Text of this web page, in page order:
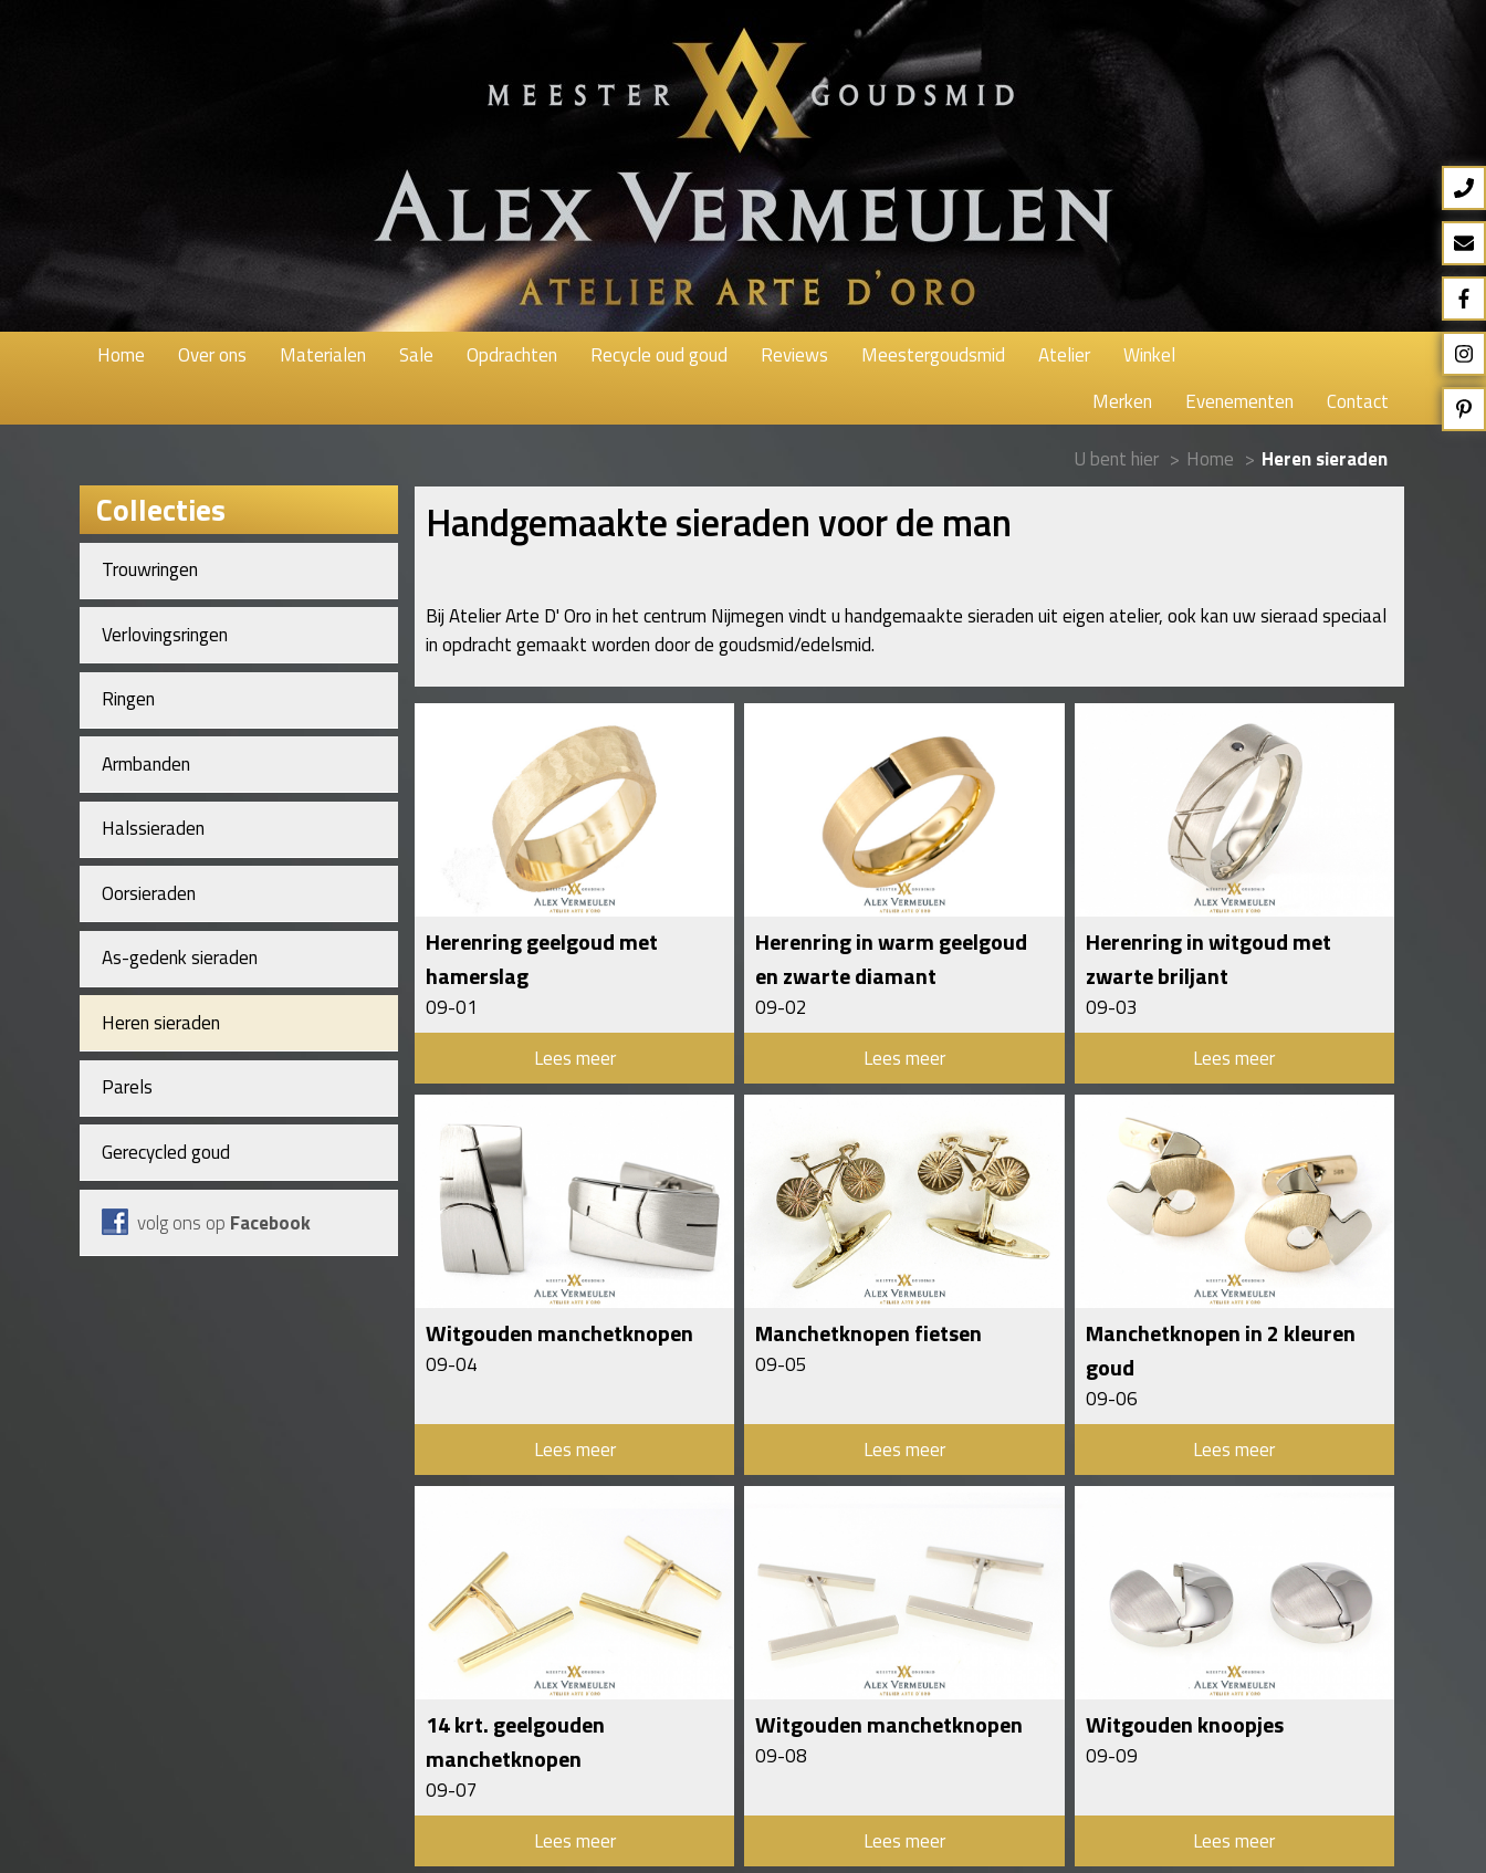
Home Over ons Materialen Sale Opdrachten Recycle oud goud Reviews Meestergoudsmid Atelier
Winkel
Merken
Evenementen Contact
Collecties
Trouwringen
Verlovingsringen
Ringen
Armbanden
Halssieraden
Oorsieraden
As-gedenk sieraden
Heren sieraden
Parels
Gerecycled goud
volg ons op Facebook
U bent hier > Home > Heren sieraden
Handgemaakte sieraden voor de man
Bij Atelier Arte D' Oro in het centrum Nijmegen vindt u handgemaakte sieraden uit eigen atelier, ook kan uw sieraad speciaal
in opdracht gemaakt worden door de goudsmid/edelsmid.
Herenring geelgoud met
hamerslag
09-01
Lees meer
Herenring in warm geelgoud
en zwarte diamant
09-02
Lees meer
Herenring in witgoud met
zwarte briljant
09-03
Lees meer
Witgouden manchetknopen
09-04
Lees meer
Manchetknopen fietsen
09-05
Lees meer
Manchetknopen in 2 kleuren
goud
09-06
Lees meer
14 krt. geelgouden
manchetknopen
09-07
Lees meer
Witgouden manchetknopen
09-08
Lees meer
Witgouden knoopjes
09-09
Lees meer